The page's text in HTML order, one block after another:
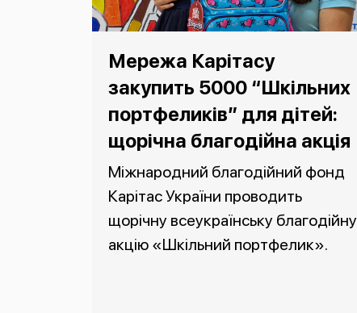
Мережа Карітасу
закупить 5000 “Шкільних
портфеликів” для дітей:
щорічна благодійна акція
Міжнародний благодійний фонд
Карітас України проводить
щорічну всеукраїнську благодійну
акцію «Шкільний портфелик».